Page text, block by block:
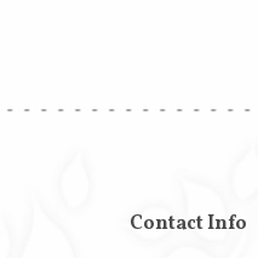
Contact Info